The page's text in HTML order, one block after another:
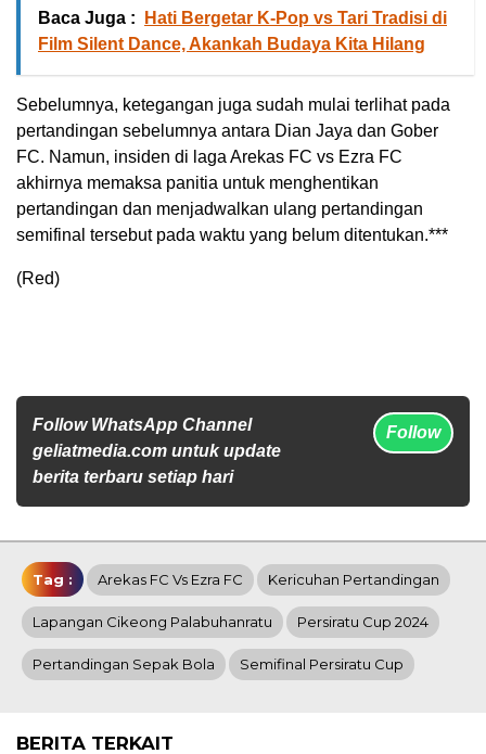
Baca Juga :
Hati Bergetar K-Pop vs Tari Tradisi di
Film Silent Dance, Akankah Budaya Kita Hilang
Sebelumnya, ketegangan juga sudah mulai terlihat pada
pertandingan sebelumnya antara Dian Jaya dan Gober
FC. Namun, insiden di laga Arekas FC vs Ezra FC
akhirnya memaksa panitia untuk menghentikan
pertandingan dan menjadwalkan ulang pertandingan
semifinal tersebut pada waktu yang belum ditentukan.***
(Red)
Follow WhatsApp Channel
geliatmedia.com untuk update
berita terbaru setiap hari
Follow
Tag : Arekas FC Vs Ezra FC Kericuhan Pertandingan
Lapangan Cikeong Palabuhanratu Persiratu Cup 2024
Pertandingan Sepak Bola Semifinal Persiratu Cup
BERITA TERKAIT